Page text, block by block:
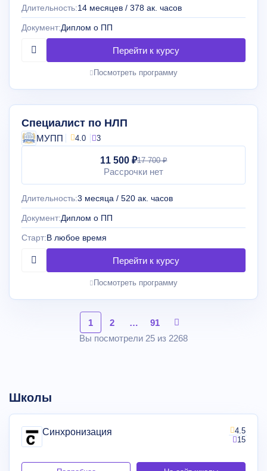
Длительность:14 месяцев / 378 ак. часов
Документ:Диплом о ПП
Посмотреть программу
Специалист по НЛП
МУПП 4.0 3
11 500 ₽17 700 ₽
Рассрочки нет
Длительность:3 месяца / 520 ак. часов
Документ:Диплом о ПП
Старт:В любое время
Посмотреть программу
Вы посмотрели 25 из 2268
1 2 … 91
Школы
Синхронизация
4.5
15